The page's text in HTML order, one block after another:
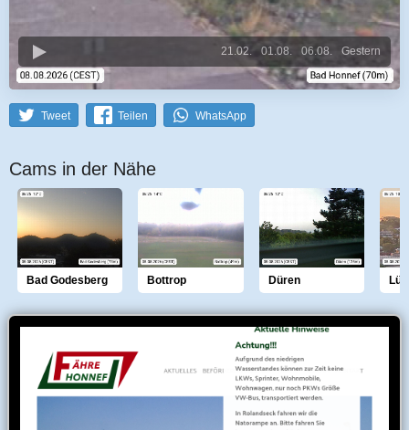
Gestern
06.08.
01.08.
21.02.
Tweet Teilen WhatsApp
Cams in der Nähe
Bad Godesberg Bottrop Düren